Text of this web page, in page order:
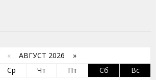
« АВГУСТ 2026 »
Ср Чт Пт Сб
Вс